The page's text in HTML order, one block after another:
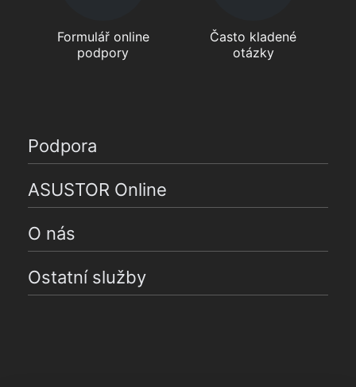
Formulář online
podpory
Často kladené
otázky
Podpora
ASUSTOR Online
O nás
Ostatní služby